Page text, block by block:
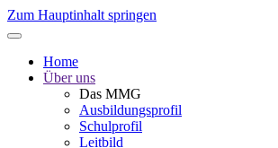
Zum Hauptinhalt springen
Home
Über uns
Das MMG
Ausbildungsprofil
Schulprofil
Leitbild